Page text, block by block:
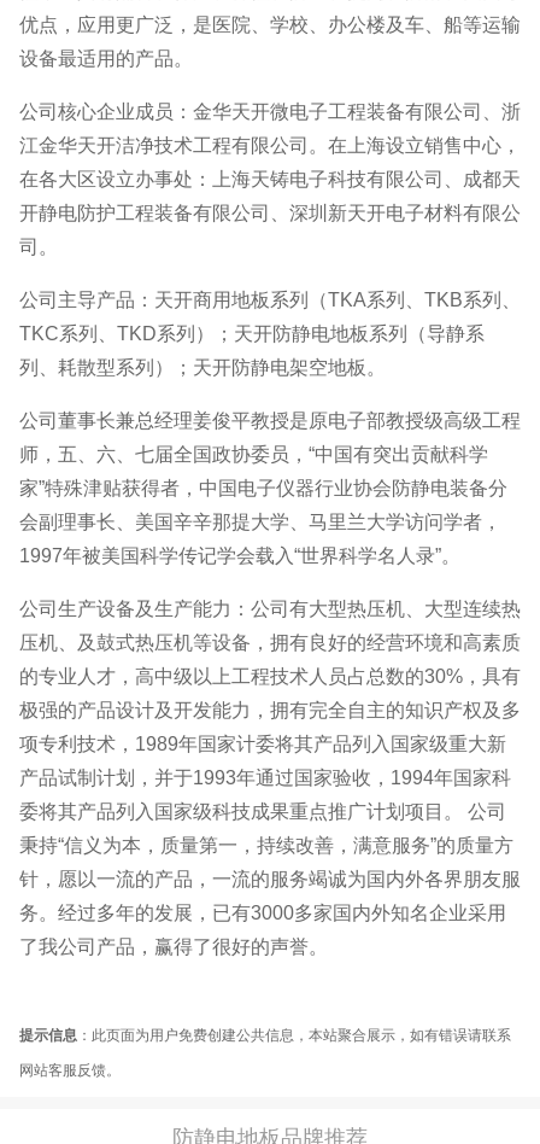
优点，应用更广泛，是医院、学校、办公楼及车、船等运输
设备最适用的产品。
公司核心企业成员：金华天开微电子工程装备有限公司、浙
江金华天开洁净技术工程有限公司。在上海设立销售中心，
在各大区设立办事处：上海天铸电子科技有限公司、成都天
开静电防护工程装备有限公司、深圳新天开电子材料有限公
司。
公司主导产品：天开商用地板系列（TKA系列、TKB系列、
TKC系列、TKD系列）；天开防静电地板系列（导静系
列、耗散型系列）；天开防静电架空地板。
公司董事长兼总经理姜俊平教授是原电子部教授级高级工程
师，五、六、七届全国政协委员，“中国有突出贡献科学
家”特殊津贴获得者，中国电子仪器行业协会防静电装备分
会副理事长、美国辛辛那提大学、马里兰大学访问学者，
1997年被美国科学传记学会载入“世界科学名人录”。
公司生产设备及生产能力：公司有大型热压机、大型连续热
压机、及鼓式热压机等设备，拥有良好的经营环境和高素质
的专业人才，高中级以上工程技术人员占总数的30%，具有
极强的产品设计及开发能力，拥有完全自主的知识产权及多
项专利技术，1989年国家计委将其产品列入国家级重大新
产品试制计划，并于1993年通过国家验收，1994年国家科
委将其产品列入国家级科技成果重点推广计划项目。 公司
秉持“信义为本，质量第一，持续改善，满意服务”的质量方
针，愿以一流的产品，一流的服务竭诚为国内外各界朋友服
务。经过多年的发展，已有3000多家国内外知名企业采用
了我公司产品，赢得了很好的声誉。
提示信息 ：此页面为用户免费创建公共信息，本站聚合展示，如有错误请联系
网站客服反馈。
防静电地板品牌推荐